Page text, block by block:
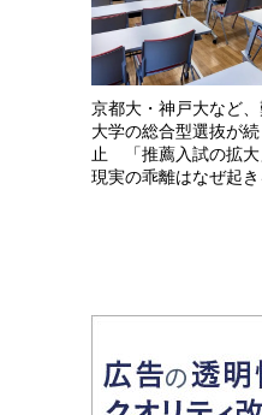
京都大・神戸大など
大学の総合型選抜が
止 「推薦入試の拡大
現実の乖離はなぜ起